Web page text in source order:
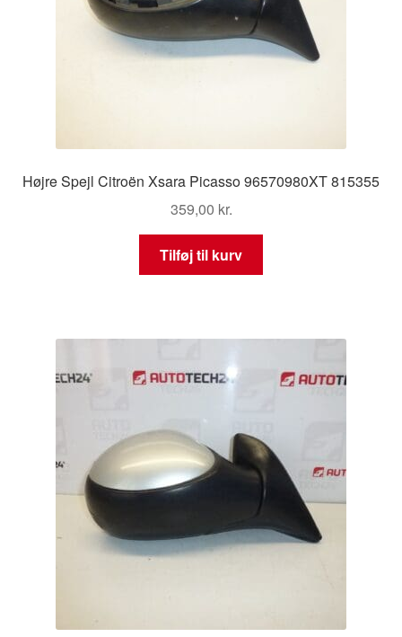
Højre Spejl Citroën Xsara Picasso 96570980XT 815355
359,00 kr.
Tilføj til kurv